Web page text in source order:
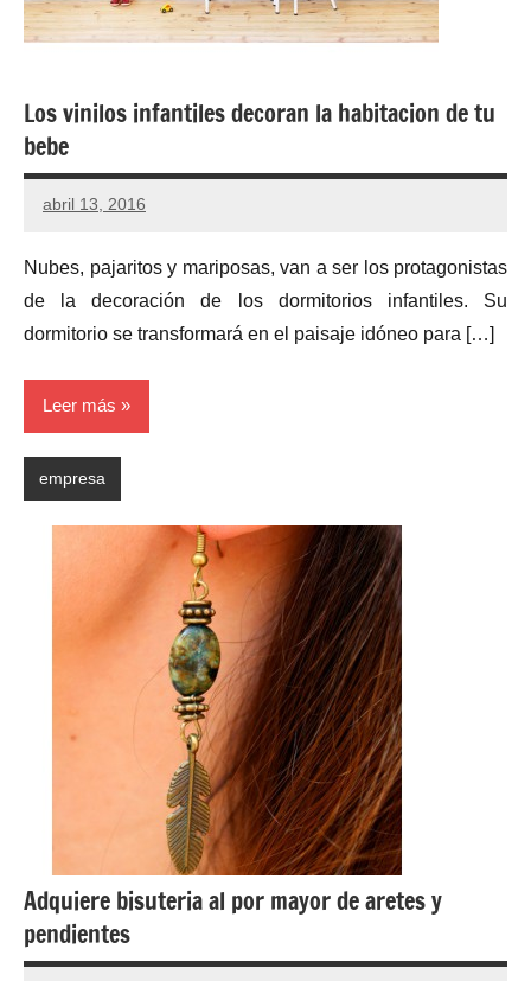
Los vinilos infantiles decoran la habitacion de tu
bebe
abril 13, 2016
Nubes, pajaritos y mariposas, van a ser los protagonistas
de la decoración de los dormitorios infantiles. Su
dormitorio se transformará en el paisaje idóneo para […]
Leer más
empresa
Adquiere bisuteria al por mayor de aretes y
pendientes